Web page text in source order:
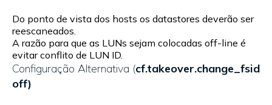
Do ponto de vista dos hosts os datastores deverão ser
reescaneados.
A razão para que as LUNs sejam colocadas off-line é
evitar conflito de LUN ID.
Configuração Alternativa (cf.takeover.change_fsid
off)